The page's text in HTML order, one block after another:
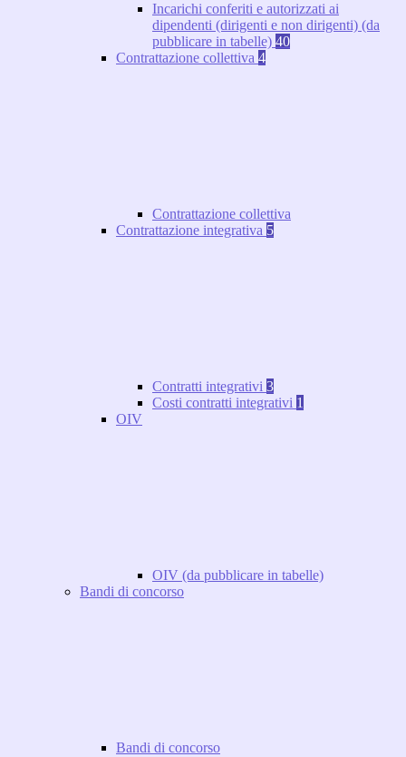
Incarichi conferiti e autorizzati ai
dipendenti (dirigenti e non dirigenti) (da
pubblicare in tabelle) 40
Contrattazione collettiva 4
Contrattazione collettiva
Contrattazione integrativa 5
Contratti integrativi 3
Costi contratti integrativi 1
OIV
OIV (da pubblicare in tabelle)
Bandi di concorso
Bandi di concorso